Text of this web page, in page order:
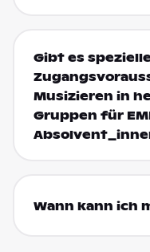
Gibt es
Musizieren in
Gruppen für
Wann kann ich